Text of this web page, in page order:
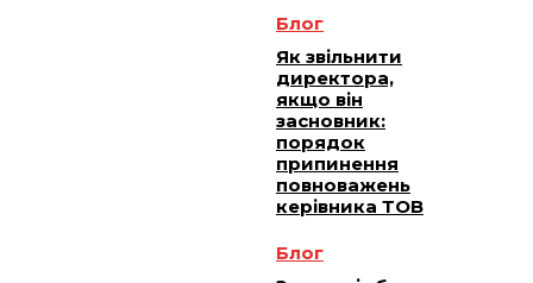
Блог
Як звільнити
директора,
якщо він
засновник:
порядок
припинення
повноважень
керівника ТОВ
Блог